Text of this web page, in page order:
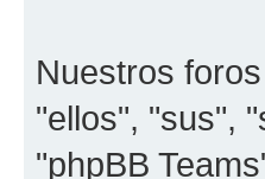
Nuestros
"ellos", "sus",
"phpBB